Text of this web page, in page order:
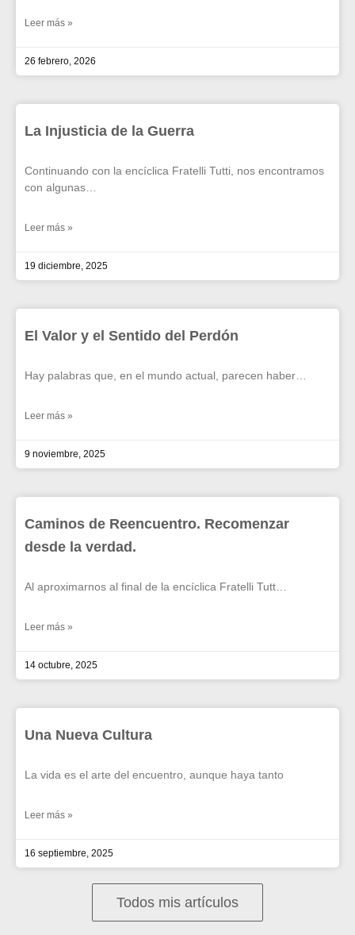
Leer más »
26 febrero, 2026
La Injusticia de la Guerra
Continuando con la encíclica Fratelli Tutti, nos encontramos
con algunas…
Leer más »
19 diciembre, 2025
El Valor y el Sentido del Perdón
Hay palabras que, en el mundo actual, parecen haber…
Leer más »
9 noviembre, 2025
Caminos de Reencuentro. Recomenzar
desde la verdad.
Al aproximarnos al final de la encíclica Fratelli Tutt…
Leer más »
14 octubre, 2025
Una Nueva Cultura
La vida es el arte del encuentro, aunque haya tanto
Leer más »
16 septiembre, 2025
Todos mis artículos